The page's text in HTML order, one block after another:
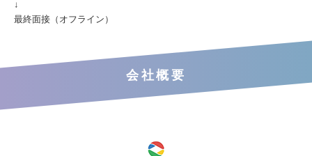
↓
最終面接（オフライン）
会社概要